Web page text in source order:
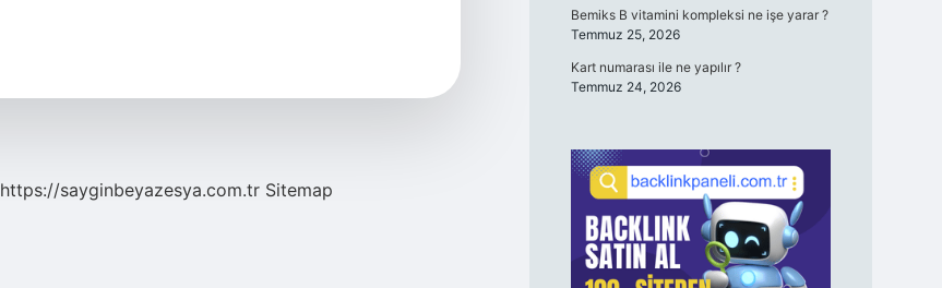
https://sayginbeyazesya.com.tr Sitemap
Bemiks B vitamini kompleksi ne işe yarar ?
Temmuz 25, 2026
Kart numarası ile ne yapılır ?
Temmuz 24, 2026